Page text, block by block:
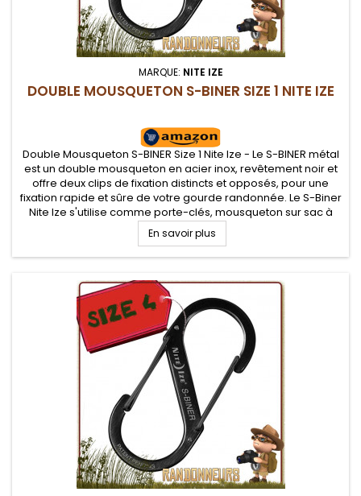
MARQUE: NITE IZE
DOUBLE MOUSQUETON S-BINER SIZE 1 NITE IZE
Double Mousqueton S-BINER Size 1 Nite Ize - Le S-BINER métal
est un double mousqueton en acier inox, revêtement noir et
offre deux clips de fixation distincts et opposés, pour une
fixation rapide et sûre de votre gourde randonnée. Le S-Biner
Nite Ize s'utilise comme porte-clés, mousqueton sur sac à
dos...
En savoir plus